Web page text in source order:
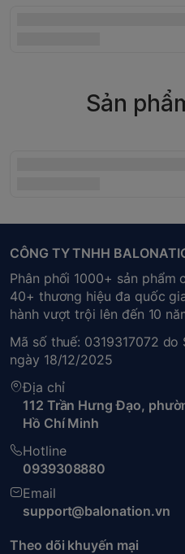
Sản
CÔNG TY TNHH
Phân phối 1000+ sản phẩm
40+ thương hiệu đa quốc
hành vượt trội lên đến 10
Mã số thuế: 0319317072 do
ngày 18/12/2025
Địa chỉ
112 Trần Hưng Đạo,
Hồ Chí Minh
Hotline
0939308880
Email
support@balonation.vn
Theo dõi khuyến mại